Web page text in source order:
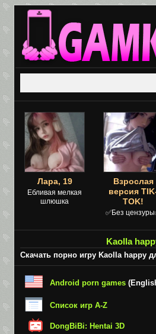
Лара, 19
Ебливая мелкая
шлюшка
Взрослая
версия
TOK!
✅Без
Kaolla
Скачать порно игру Kaolla happy
Android porn games
Список игр A-Z
DongBiBi: Hentai 3D